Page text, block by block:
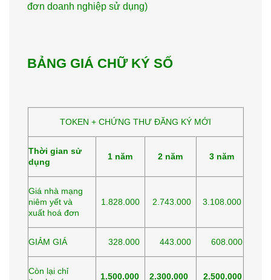
đơn doanh nghiệp sử dụng)
BẢNG GIÁ CHỮ KÝ SỐ
TOKEN + CHỨNG THƯ ĐĂNG KÝ MỚI
Thời gian sử
dụng
1 năm 2 năm 3 năm
Giá nhà mạng
niêm yết và
xuất hoá đơn
1.828.000 2.743.000 3.108.000
GIẢM GIÁ 328.000 443.000 608.000
Còn lại chỉ
1.500.000 2.300.000 2.500.000